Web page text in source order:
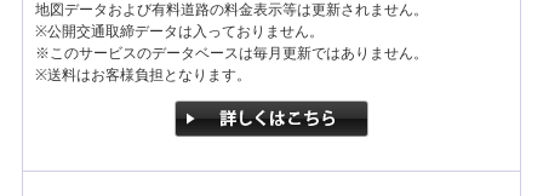
地図データおよび有料道路の料金表示等は更新されません。
※公開交通取締データは入っておりません。
※このサービスのデータベースは毎月更新ではありません。
※送料はお客様負担となります。